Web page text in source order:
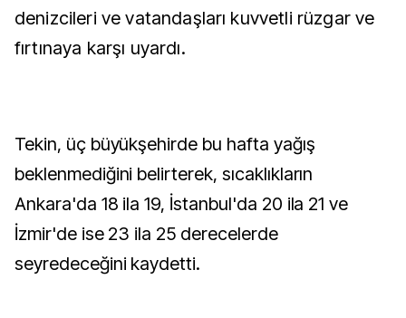
denizcileri ve vatandaşları kuvvetli rüzgar ve
fırtınaya karşı uyardı.
Tekin, üç büyükşehirde bu hafta yağış
beklenmediğini belirterek, sıcaklıkların
Ankara'da 18 ila 19, İstanbul'da 20 ila 21 ve
İzmir'de ise 23 ila 25 derecelerde
seyredeceğini kaydetti.